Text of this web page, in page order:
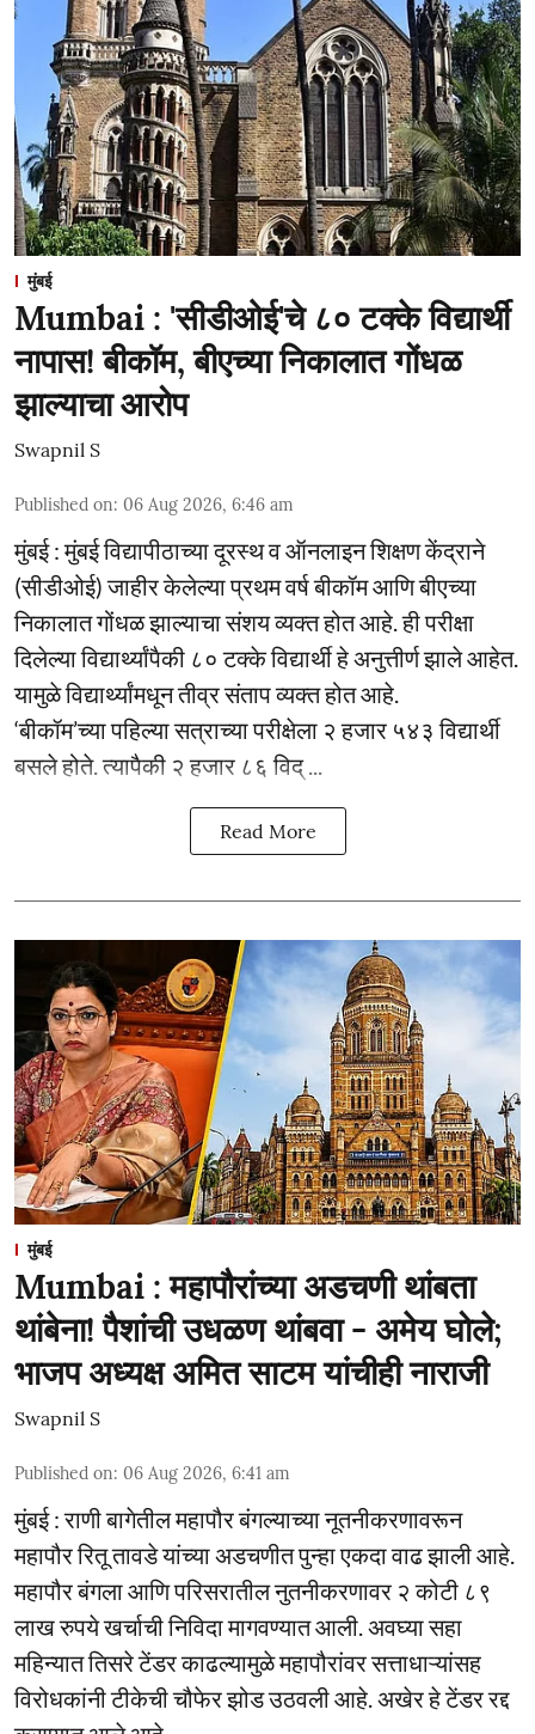
मुंबई
Mumbai : 'सीडीओई'चे ८० टक्के विद्यार्थी
नापास! बीकॉम, बीएच्या निकालात गोंधळ
झाल्याचा आरोप
Swapnil S
Published on: 06 Aug 2026, 6:46 am
मुंबई : मुंबई विद्यापीठाच्या दूरस्थ व ऑनलाइन शिक्षण केंद्राने
(सीडीओई) जाहीर केलेल्या प्रथम वर्ष बीकॉम आणि बीएच्या
निकालात गोंधळ झाल्याचा संशय व्यक्त होत आहे. ही परीक्षा
दिलेल्या विद्यार्थ्यांपैकी ८० टक्के विद्यार्थी हे अनुत्तीर्ण झाले आहेत.
यामुळे विद्यार्थ्यांमधून तीव्र संताप व्यक्त होत आहे.
‘बीकॉम’च्या पहिल्या सत्राच्या परीक्षेला २ हजार ५४३ विद्यार्थी
बसले होते. त्यापैकी २ हजार ८६ विद् ...
Read More
मुंबई
Mumbai : महापौरांच्या अडचणी थांबता
थांबेना! पैशांची उधळण थांबवा - अमेय घोले;
भाजप अध्यक्ष अमित साटम यांचीही नाराजी
Swapnil S
Published on: 06 Aug 2026, 6:41 am
मुंबई : राणी बागेतील महापौर बंगल्याच्या नूतनीकरणावरून
महापौर रितू तावडे यांच्या अडचणीत पुन्हा एकदा वाढ झाली आहे.
महापौर बंगला आणि परिसरातील नुतनीकरणावर २ कोटी ८९
लाख रुपये खर्चाची निविदा मागवण्यात आली. अवघ्या सहा
महिन्यात तिसरे टेंडर काढल्यामुळे महापौरांवर सत्ताधाऱ्यांसह
विरोधकांनी टीकेची चौफेर झोड उठवली आहे. अखेर हे टेंडर रद्द